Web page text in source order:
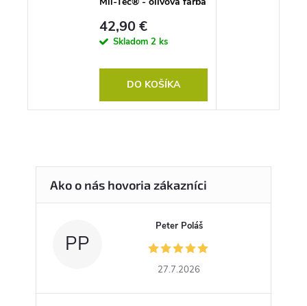
42,90 €
Skladom 2 ks
DO KOŠÍKA
PP
Peter Poláš
27.7.2026